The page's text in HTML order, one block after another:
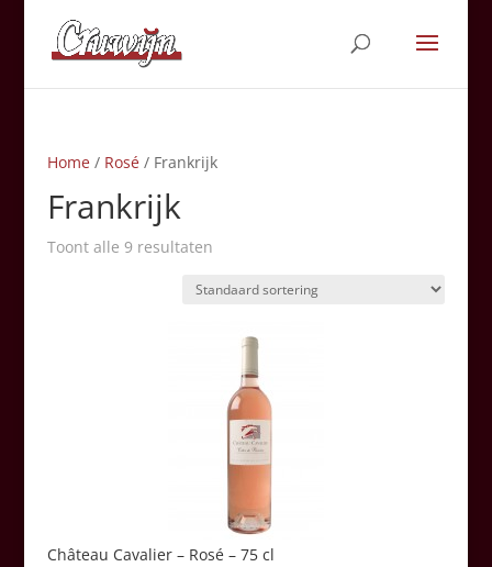
Home/ Rosé/ Frankrijk
Frankrijk
Toont alle 9 resultaten
Château Cavalier – Rosé – 75 cl